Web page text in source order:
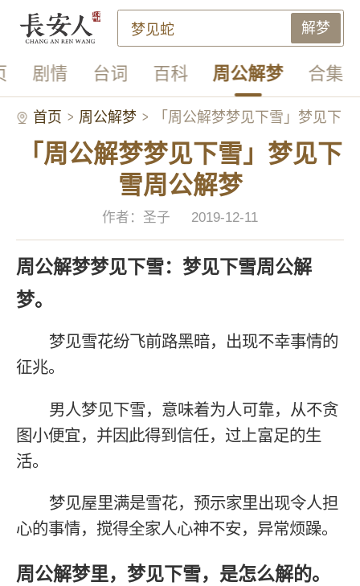
解梦
剧情 台词 百科 周公解梦 合集
首页 周公解梦 「周公解梦梦见下雪」梦见下
雪周公解梦
「周公解梦梦见下雪」梦见下
雪周公解梦
作者：圣子 2019-12-11
周公解梦梦见下雪：梦见下雪周公解
梦。
梦见雪花纷飞前路黑暗，出现不幸事情的
征兆。
男人梦见下雪，意味着为人可靠，从不贪
图小便宜，并因此得到信任，过上富足的生
活。
梦见屋里满是雪花，预示家里出现令人担
心的事情，搅得全家人心神不安，异常烦躁。
周公解梦里，梦见下雪，是怎么解的。